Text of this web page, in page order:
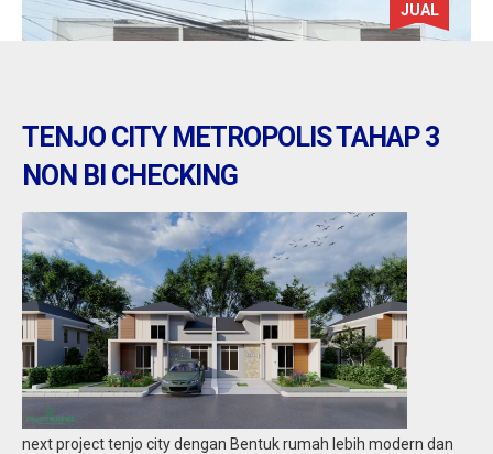
JUAL
Tangerang : jual ruko daerah gondrong
cipondoh
Jual 2,10 M
TENJO CITY METROPOLIS TAHAP 3
NON BI CHECKING
next project tenjo city dengan Bentuk rumah lebih modern dan